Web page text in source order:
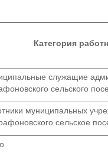
Категория
служащие
сельского
муниципальных
сельское